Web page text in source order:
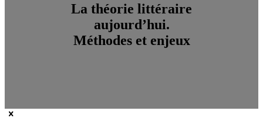
La théorie littéraire
aujourd’hui.
Méthodes et enjeux